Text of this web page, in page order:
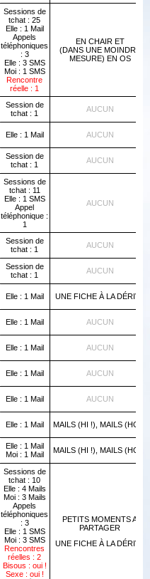
Sessions de
tchat : 25
Elle : 1 Mail
Appels
téléphoniques
: 3
Elle : 3 SMS
Moi : 1 SMS
Rencontre
réelle : 1
EN CHAIR ET
(DANS UNE MOINDRE
MESURE) EN OS
Session de
tchat : 1
AUCUN
Elle : 1 Mail AUCUN
Session de
tchat : 1
AUCUN
Sessions de
tchat : 11
Elle : 1 SMS
Appel
téléphonique :
1
AUCUN
Session de
tchat : 1
AUCUN
Session de
tchat : 1
AUCUN
Elle : 1 Mail UNE FICHE À LA DÉRIVE
Elle : 1 Mail AUCUN
Elle : 1 Mail AUCUN
Elle : 1 Mail AUCUN
Elle : 1 Mail AUCUN
Elle : 1 Mail MAILS (HI !), MAILS (HO !)
Elle : 1 Mail
Moi : 1 Mail
MAILS (HI !), MAILS (HO !)
Sessions de
tchat : 10
Elle : 4 Mails
Moi : 3 Mails
Appels
téléphoniques
: 3
Elle : 1 SMS
Moi : 3 SMS
Rencontres
réelles : 2
Bisous : oui !
Sexe : oui !
PETITS MOMENTS A
PARTAGER
UNE FICHE À LA DÉRIVE